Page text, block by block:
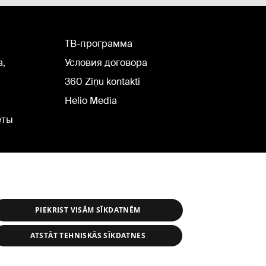
TВ-программа
Условия договора
360 Ziņu kontakti
Helio Media
PIEKRIST VISĀM SĪKDATNĒM
ATSTĀT TEHNISKĀS SĪKDATNES